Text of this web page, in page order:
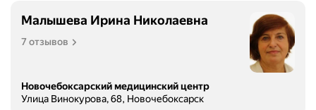
Малышева Ирина Николаевна
7 отзывов
Новочебоксарский медицинский центр
Улица Винокурова, 68, Новочебоксарск